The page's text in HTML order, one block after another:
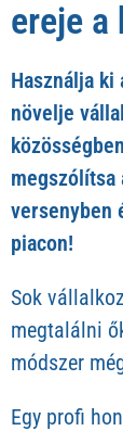
ereje a
Használja ki
növelje
megszólítsa
versenyben
piacon!
Sok
megtalálni
módszer
Egy profi